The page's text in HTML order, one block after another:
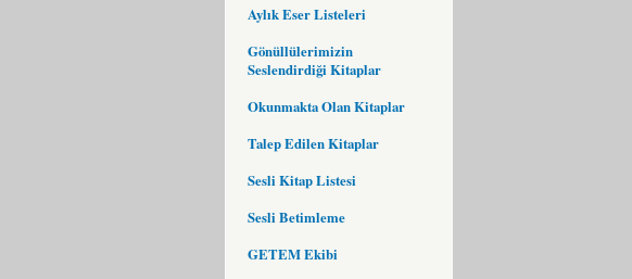
Aylık Eser Listeleri
Gönüllülerimizin
Seslendirdiği Kitaplar
Okunmakta Olan Kitaplar
Talep Edilen Kitaplar
Sesli Kitap Listesi
Sesli Betimleme
GETEM Ekibi